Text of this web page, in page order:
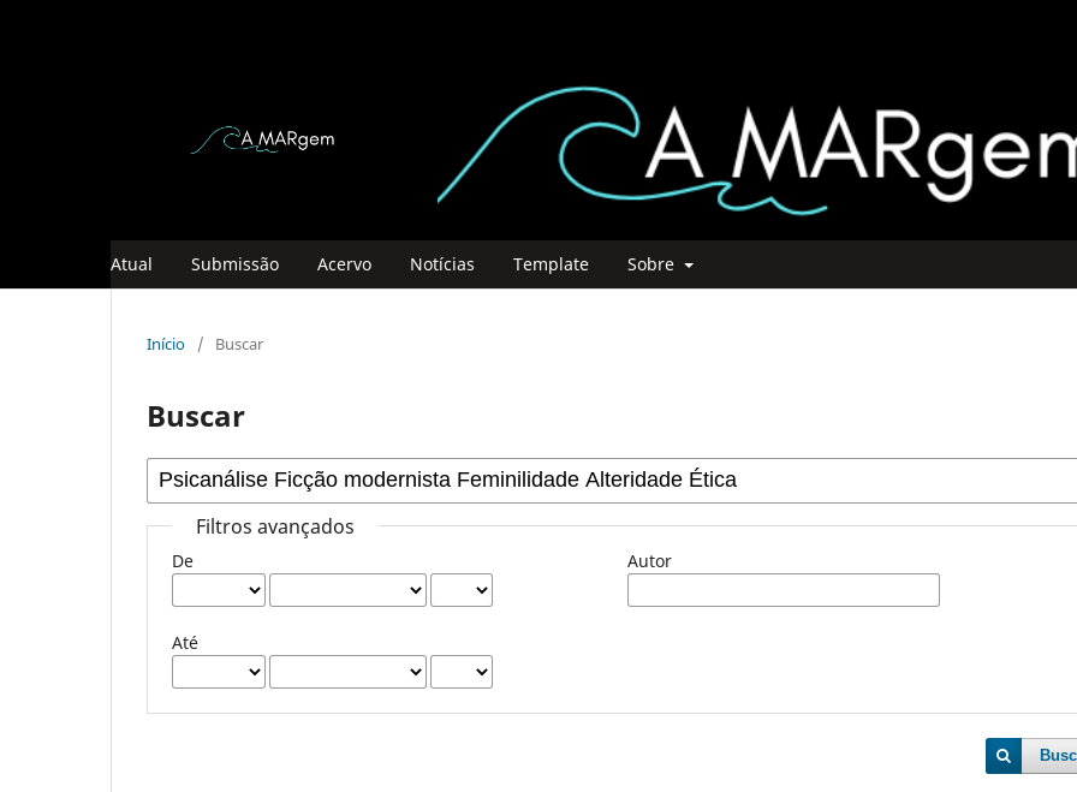
Atual Submissão Acervo Notícias Template Sobre
Início / Buscar
Buscar
Filtros avançados
De
Até
Autor